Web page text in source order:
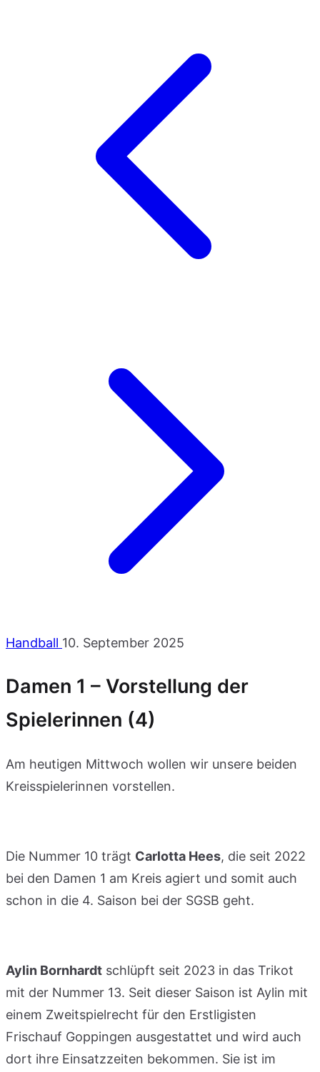
Handball 10. September 2025
Damen 1 – Vorstellung der
Spielerinnen (4)
Am heutigen Mittwoch wollen wir unsere beiden
Kreisspielerinnen vorstellen.
Die Nummer 10 trägt Carlotta Hees, die seit 2022
bei den Damen 1 am Kreis agiert und somit auch
schon in die 4. Saison bei der SGSB geht.
Aylin Bornhardt schlüpft seit 2023 in das Trikot
mit der Nummer 13. Seit dieser Saison ist Aylin mit
einem Zweitspielrecht für den Erstligisten
Frischauf Goppingen ausgestattet und wird auch
dort ihre Einsatzzeiten bekommen. Sie ist im